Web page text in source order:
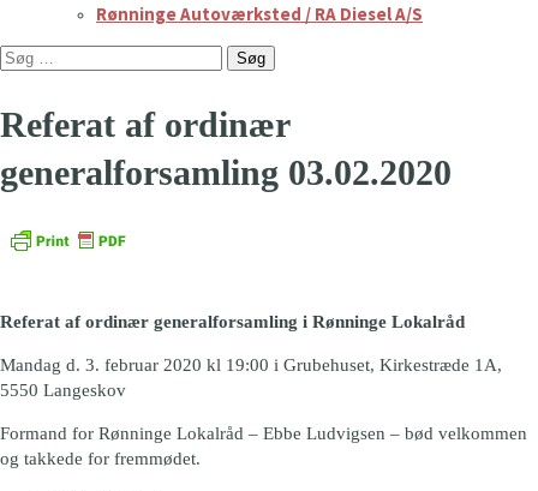
Rønninge Autoværksted / RA Diesel A/S
Søg
Referat af ordinær
generalforsamling 03.02.2020
Referat af ordinær generalforsamling i Rønninge Lokalråd
Mandag d. 3. februar 2020 kl 19:00 i Grubehuset, Kirkestræde 1A,
5550 Langeskov
Formand for Rønninge Lokalråd – Ebbe Ludvigsen – bød velkommen
og takkede for fremmødet.